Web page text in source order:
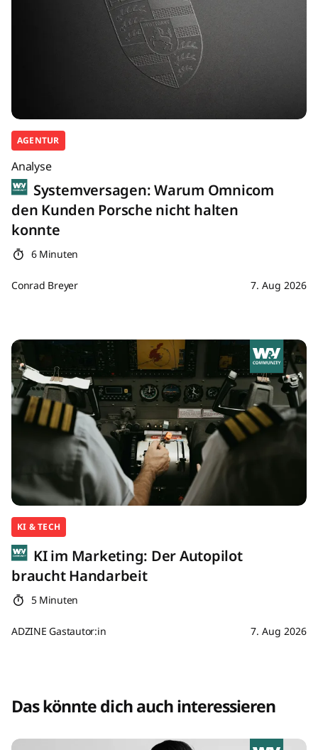
AGENTUR
Analyse
Systemversagen: Warum Omnicom
den Kunden Porsche nicht halten
konnte
6 Minuten
Conrad Breyer 7. Aug 2026
KI & TECH
KI im Marketing: Der Autopilot
braucht Handarbeit
5 Minuten
ADZINE Gastautor:in 7. Aug 2026
Das könnte dich auch interessieren